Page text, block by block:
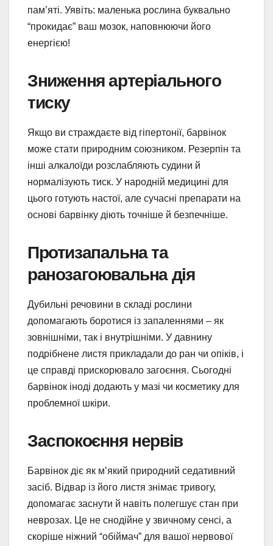
пам’яті. Уявіть: маленька рослина буквально
“прокидає” ваш мозок, наповнюючи його
енергією!
Зниження артеріального
тиску
Якщо ви страждаєте від гіпертонії, барвінок
може стати природним союзником. Резерпін та
інші алкалоїди розслабляють судини й
нормалізують тиск. У народній медицині для
цього готують настої, але сучасні препарати на
основі барвінку діють точніше й безпечніше.
Протизапальна та
ранозагоювальна дія
Дубильні речовини в складі рослини
допомагають боротися із запаленнями – як
зовнішніми, так і внутрішніми. У давнину
подрібнене листя прикладали до ран чи опіків, і
це справді прискорювало загоєння. Сьогодні
барвінок іноді додають у мазі чи косметику для
проблемної шкіри.
Заспокоєння нервів
Барвінок діє як м’який природний седативний
засіб. Відвар із його листя знімає тривогу,
допомагає заснути й навіть полегшує стан при
неврозах. Це не снодійне у звичному сенсі, а
скоріше ніжний “обіймач” для вашої нервової